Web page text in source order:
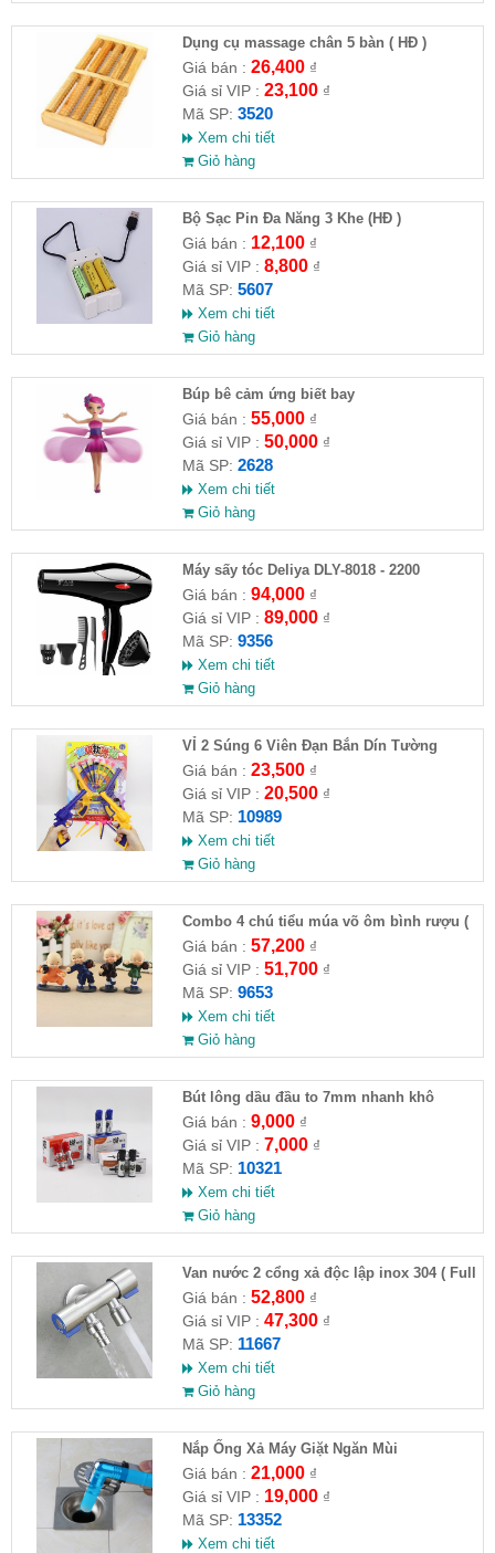
Dụng cụ massage chân 5 bàn ( HĐ )
Giá bán : 26,400₫
Giá sỉ VIP : 23,100₫
Mã SP: 3520
Xem chi tiết
Giỏ hàng
Bộ Sạc Pin Đa Năng 3 Khe (HĐ )
Giá bán : 12,100₫
Giá sỉ VIP : 8,800₫
Mã SP: 5607
Xem chi tiết
Giỏ hàng
​Búp bê cảm ứng biết bay
Giá bán : 55,000₫
Giá sỉ VIP : 50,000₫
Mã SP: 2628
Xem chi tiết
Giỏ hàng
Máy sấy tóc Deliya DLY-8018 - 2200
Giá bán : 94,000₫
Giá sỉ VIP : 89,000₫
Mã SP: 9356
Xem chi tiết
Giỏ hàng
VỈ 2 Súng 6 Viên Đạn Bắn Dín Tường
Giá bán : 23,500₫
Giá sỉ VIP : 20,500₫
Mã SP: 10989
Xem chi tiết
Giỏ hàng
Combo 4 chú tiểu múa võ ôm bình rượu (
HĐ )
Giá bán : 57,200₫
Giá sỉ VIP : 51,700₫
Mã SP: 9653
Xem chi tiết
Giỏ hàng
Bút lông dầu đầu to 7mm nhanh khô
Giá bán : 9,000₫
Giá sỉ VIP : 7,000₫
Mã SP: 10321
Xem chi tiết
Giỏ hàng
Van nước 2 cổng xả độc lập inox 304 ( Full
VAT )
Giá bán : 52,800₫
Giá sỉ VIP : 47,300₫
Mã SP: 11667
Xem chi tiết
Giỏ hàng
Nắp Ống Xả Máy Giặt Ngăn Mùi
Giá bán : 21,000₫
Giá sỉ VIP : 19,000₫
Mã SP: 13352
Xem chi tiết